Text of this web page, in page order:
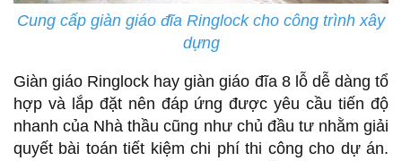
Cung cấp giàn giáo đĩa Ringlock cho công trình xây
dựng
Giàn giáo Ringlock hay giàn giáo đĩa 8 lỗ dễ dàng tổ
hợp và lắp đặt nên đáp ứng được yêu cầu tiến độ
nhanh của Nhà thầu cũng như chủ đầu tư nhằm giải
quyết bài toán tiết kiệm chi phí thi công cho dự án.